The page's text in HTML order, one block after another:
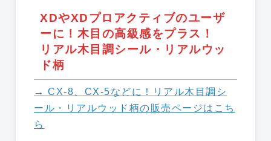
XDやXDプロアクティブのユーザ
ーに！木目の高級感をプラス！
リアル木目調シール・リアルウッ
ド柄
→ CX-8、CX-5などに！リアル木目調シ
ール・リアルウッド柄の販売ページはこち
ら